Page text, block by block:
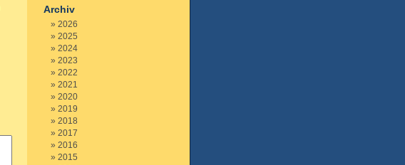
Archiv
2026
2025
2024
2023
2022
2021
2020
2019
2018
2017
2016
2015